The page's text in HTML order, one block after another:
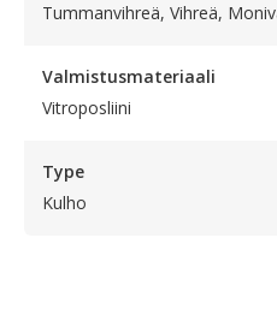
Tummanvihreä, Vihreä,
Valmistusmateriaali
Vitroposliini
Type
Kulho